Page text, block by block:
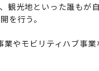
観光地といった誰もが自
を行う。
やモビリティハブ事業